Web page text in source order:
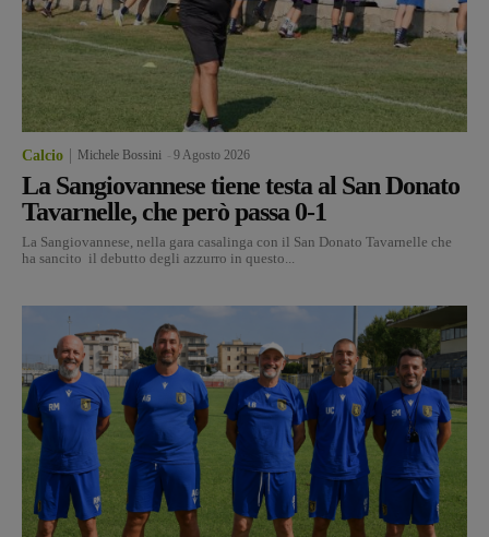
Calcio Michele Bossini 9 Agosto 2026
La Sangiovannese tiene testa al San Donato
Tavarnelle, che però passa 0-1
La Sangiovannese, nella gara casalinga con il San Donato Tavarnelle che
ha sancito il debutto degli azzurro in questo...